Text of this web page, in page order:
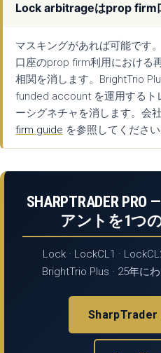
Lock arbitrageはprop firm
マスキングがあれば可能です
口座のprop firm利用における
相関を消します。BrightTrio
funded account を運用するト
ーシグネチャを消します。会
firm guide を参照してください
SHARPTRADER
アントを1つ
Lock · LockCL1 ·
BrightTrio Plus · 25年に